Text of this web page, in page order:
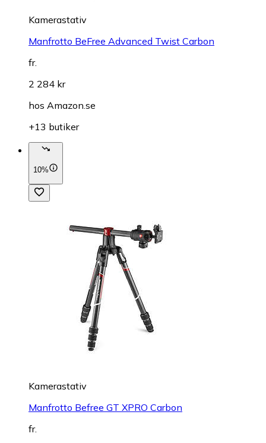
Kamerastativ
Manfrotto BeFree Advanced Twist Carbon
fr.
2 284 kr
hos Amazon.se
+13 butiker
10%
Kamerastativ
Manfrotto Befree GT XPRO Carbon
fr.